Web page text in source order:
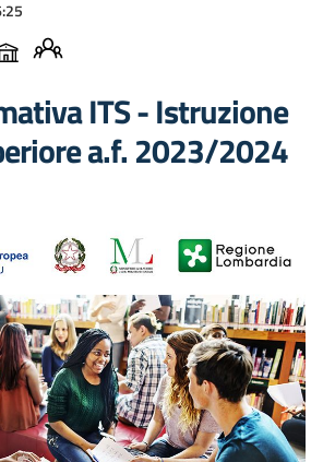
ITS - Istruzione
a.f. 2023/2024